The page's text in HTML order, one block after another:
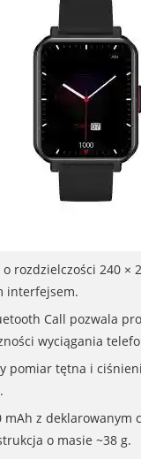
o rozdzielczości 240 ×
interfejsem.
Call pozwala
wyciągania
pomiar tętna i
mAh z deklarowanym
o masie ~38 g.